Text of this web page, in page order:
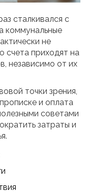
сталкивался с
коммунальные
не
счета приходят на
независимо от их
точки зрения,
и оплата
советами
затраты и